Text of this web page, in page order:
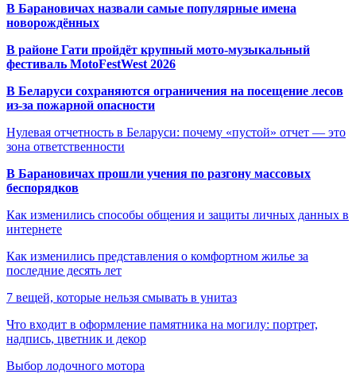
В Барановичах назвали самые популярные имена
новорождённых
В районе Гати пройдёт крупный мото-музыкальный
фестиваль MotoFestWest 2026
В Беларуси сохраняются ограничения на посещение лесов
из-за пожарной опасности
Нулевая отчетность в Беларуси: почему «пустой» отчет — это
зона ответственности
В Барановичах прошли учения по разгону массовых
беспорядков
Как изменились способы общения и защиты личных данных в
интернете
Как изменились представления о комфортном жилье за
последние десять лет
7 вещей, которые нельзя смывать в унитаз
Что входит в оформление памятника на могилу: портрет,
надпись, цветник и декор
Выбор лодочного мотора